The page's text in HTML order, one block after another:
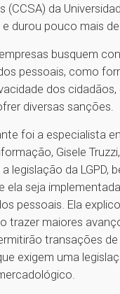
(CCSA) da
durou pouco mais
busquem
pessoais, como
dos
diversas sanções.
foi a especialista
Gisele
legislação da LGPD,
ela seja
pessoais. Ela
trazer maiores
transações
exigem uma